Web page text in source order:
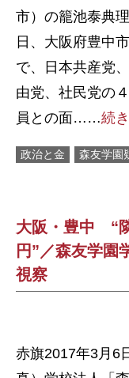
市）の籠池泰典
日、大阪府豊中
で、日本共産党
由党、社民党の
員との面……続
政治と金 森友学園
大阪・豊中 “
円”／森友学
視察
赤旗2017年3月6